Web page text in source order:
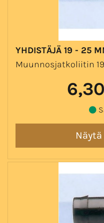
YHDISTÄJÄ 19 - 25
Muunnosjatkoliitin